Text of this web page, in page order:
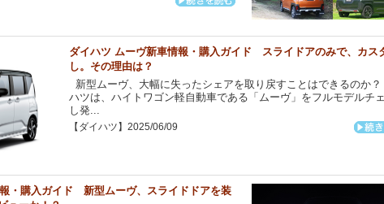
ダイハツ ムーヴ新車情報・購入ガイド スライドアのみで、カス
し。その理由は？
新型ムーヴ、大幅に失ったシェアを取り戻すことはできるのか
ハツは、ハイトワゴン軽自動車である「ムーヴ」をフルモデルチ
し発...
【ダイハツ】2025/06/09
・購入ガイド 新型ムーヴ、スライドドアを装